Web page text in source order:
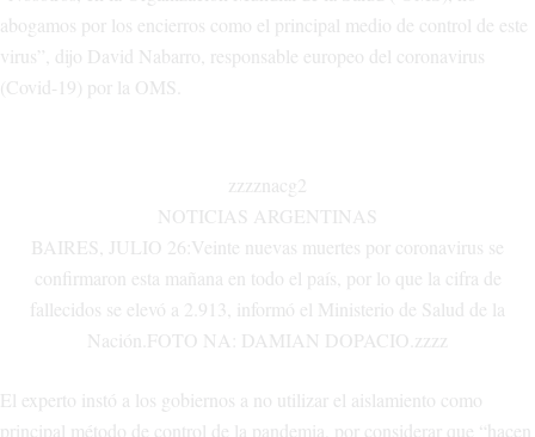
abogamos por los encierros como el principal medio de control de este
virus”, dijo David Nabarro, responsable europeo del coronavirus
(Covid-19) por la OMS.
zzzznacg2
NOTICIAS ARGENTINAS
BAIRES, JULIO 26:Veinte nuevas muertes por coronavirus se
confirmaron esta mañana en todo el país, por lo que la cifra de
fallecidos se elevó a 2.913, informó el Ministerio de Salud de la
Nación.FOTO NA: DAMIAN DOPACIO.zzzz
El experto instó a los gobiernos a no utilizar el aislamiento como
principal método de control de la pandemia, por considerar que “hacen